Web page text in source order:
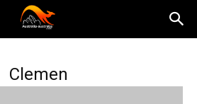
Clemen